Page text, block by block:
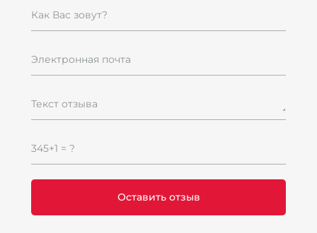
Как Вас зовут?
Электронная почта
Текст отзыва
345+1 = ?